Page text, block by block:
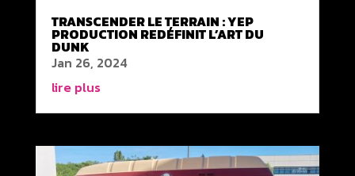
TRANSCENDER LE TERRAIN : YEP
PRODUCTION REDÉFINIT L’ART DU
DUNK
Jan 26, 2024
lire plus